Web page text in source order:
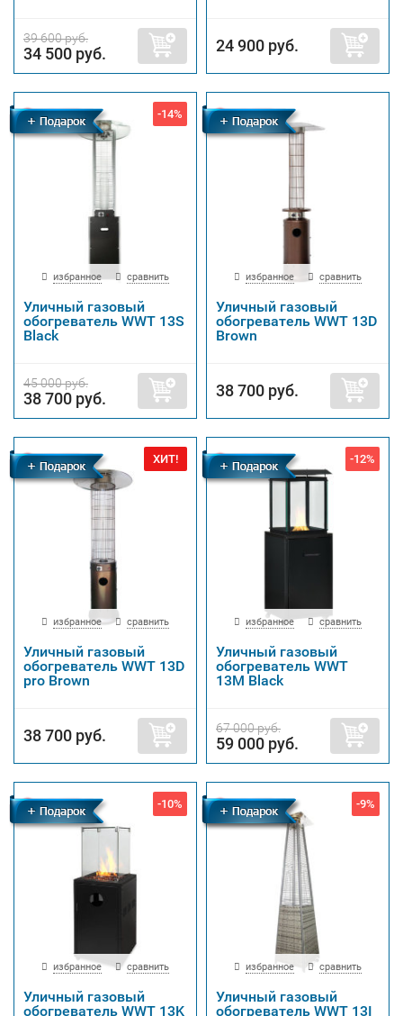
39 600 руб.
34 500 руб. 24 900 руб.
Бесплатная
доставка
-14%
избранное сравнить
Уличный газовый
обогреватель WWT 13S
Black
45 000 руб.
38 700 руб.
Бесплатная
доставка
избранное сравнить
Уличный газовый
обогреватель WWT 13D
Brown
38 700 руб.
Бесплатная
доставка
ХИТ!
избранное сравнить
Уличный газовый
обогреватель WWT 13D
pro Brown
38 700 руб.
Бесплатная
доставка
-12%
избранное сравнить
Уличный газовый
обогреватель WWT
13M Black
67 000 руб.
59 000 руб.
Бесплатная
доставка
-10%
избранное сравнить
Уличный газовый
обогреватель WWT 13K
Бесплатная
доставка
-9%
избранное сравнить
Уличный газовый
обогреватель WWT 13I